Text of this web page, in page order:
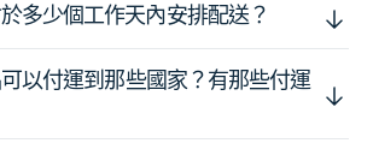
多少個工作天內安排配送？
以付運到那些國家？有那些付運